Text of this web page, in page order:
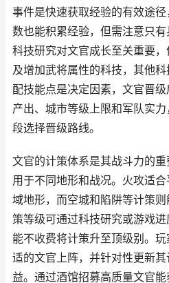
事件是快速获取经验的有效途
数也能积累经验，但需注意只有
科技研究对文官成长至关重要
及增加武将属性的科技，其他
配技能点是决定因素，文官晋
产出、城市等级上限和军队实
段选择晋级路线。
文官的计策体系是其战斗力的
用于不同地形和战况。火攻适
域地形，而空城和陷阱等计策
策等级可通过科技研究或游戏
能不收费将计策升至顶级别。
适的文官上阵，并针对性更新
益。通过酒馆招募高质量文官能